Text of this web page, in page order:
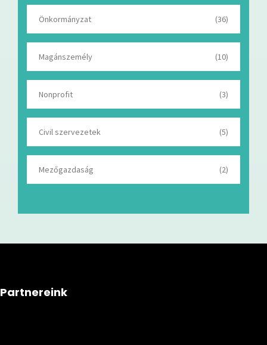
Önkormányzat (36)
Magánszemély (10)
Nonprofit (3)
Civil szervezetek (5)
Mezőgazdaság (2)
Partnereink